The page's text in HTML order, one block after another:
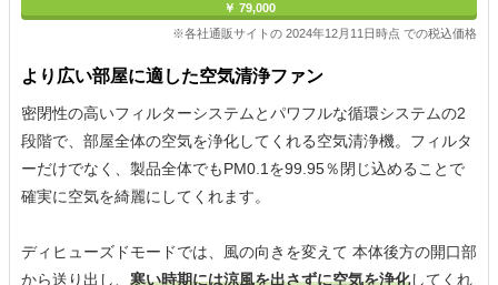
￥ 79,000
※各社通販サイトの 2024年12月11日時点 での税込価格
より広い部屋に適した空気清浄ファン
密閉性の高いフィルターシステムとパワフルな循環システムの2
段階で、部屋全体の空気を浄化してくれる空気清浄機。フィルタ
ーだけでなく、製品全体でもPM0.1を99.95％閉じ込めることで
確実に空気を綺麗にしてくれます。
ディヒューズドモードでは、風の向きを変えて 本体後方の開口部
から送り出し、 寒い時期には涼風を出さずに空気を浄化してくれ